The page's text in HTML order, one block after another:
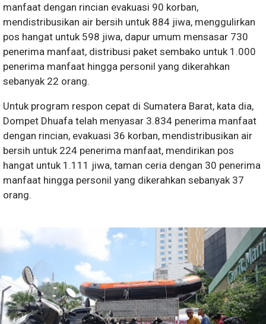
manfaat dengan rincian evakuasi 90 korban,
mendistribusikan air bersih untuk 884 jiwa, menggulirkan
pos hangat untuk 598 jiwa, dapur umum mensasar 730
penerima manfaat, distribusi paket sembako untuk 1.000
penerima manfaat hingga personil yang dikerahkan
sebanyak 22 orang.
Untuk program respon cepat di Sumatera Barat, kata dia,
Dompet Dhuafa telah menyasar 3.834 penerima manfaat
dengan rincian, evakuasi 36 korban, mendistribusikan air
bersih untuk 224 penerima manfaat, mendirikan pos
hangat untuk 1.111 jiwa, taman ceria dengan 30 penerima
manfaat hingga personil yang dikerahkan sebanyak 37
orang.